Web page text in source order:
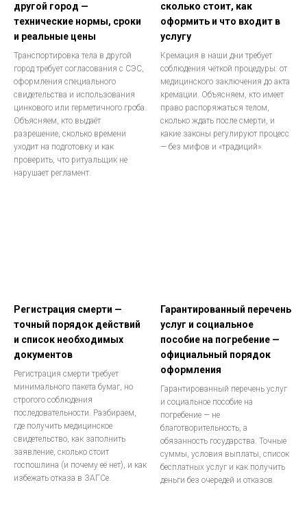
другой город —
технические нормы, сроки
и реальные цены
Транспортировка тела в другой
город требует согласования с СЭС,
оформления специального
свидетельства и использования
цинкового или герметичного гроба.
Объясняем, кто выдаёт
разрешение, сколько времени
уходит на подготовку и как
проверить, что ритуальщик не
нарушает регламент.
сколько стоит, как
оформить и что входит в
услугу
Кремация в наши дни требует
соблюдения чёткой процедуры: от
медицинского заключения до акта
кремации. Объясняем, кто имеет
право распоряжаться телом,
сколько ждать после смерти, и
какие законы регулируют процесс
— без мифов и «традиций».
Регистрация смерти —
точный порядок действий
и список необходимых
документов
Регистрация смерти требует
минимального пакета бумаг, но
строгого соблюдения
последовательности. Разбираем,
где получить медицинское
свидетельство, как заполнить
заявление, сколько стоит
госпошлина (и почему её нет), и как
избежать отказа в ЗАГСе.
Гарантированный перечень
услуг и социальное
пособие на погребение —
официальный порядок
оформления
Гарантированный перечень услуг
и социальное пособие на
погребение — не
благотворительность, а
обязанность государства. Точные
суммы, условия выплаты, список
бесплатных услуг и как получить
деньги без очередей и отказов.